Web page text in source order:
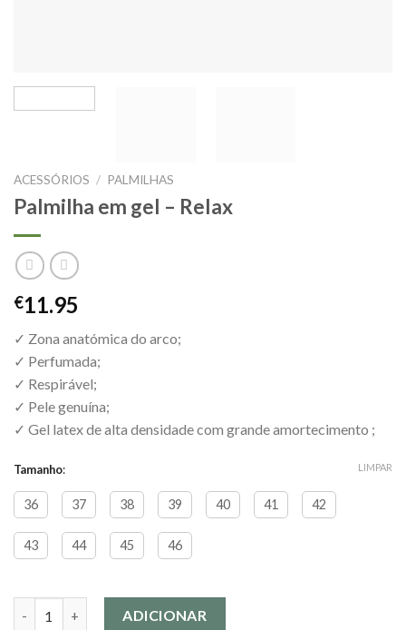
ACESSÓRIOS / PALMILHAS
Palmilha em gel – Relax
€11.95
✓ Zona anatómica do arco;
✓ Perfumada;
✓ Respirável;
✓ Pele genuína;
✓ Gel latex de alta densidade com grande amortecimento ;
Tamanho:
36 37 38 39 40 41 42
43 44 45 46
LIMPAR
Quantidade de Palmilha em gel - Relax
ADICIONAR